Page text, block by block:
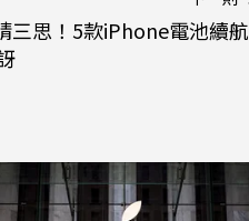
三思！5款iPhone電池續航